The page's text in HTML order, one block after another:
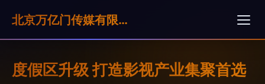
北京万亿门传媒有限公司
度假区升级 打造影视产业集聚首选